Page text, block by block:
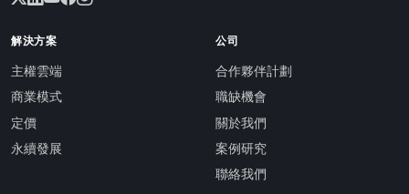
解決方案
主權雲端
商業模式
定價
永續發展
公司
合作夥伴計劃
職缺機會
關於我們
案例研究
聯絡我們